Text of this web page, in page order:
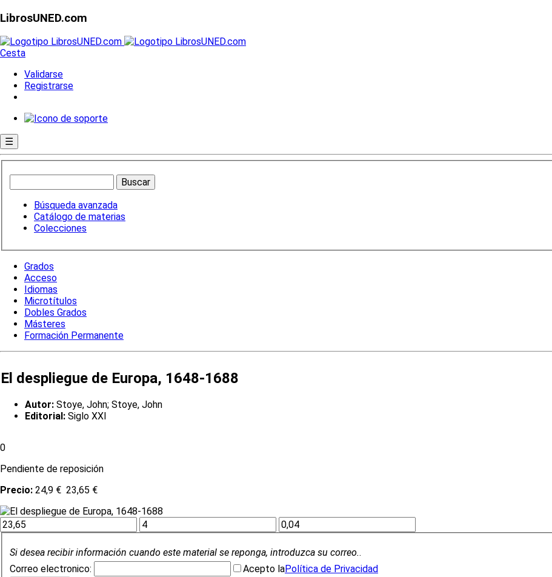
LibrosUNED.com
Cesta
Validarse
Registrarse
☰
Búsqueda avanzada
Catálogo de materias
Colecciones
Grados
Acceso
Idiomas
Microtítulos
Dobles Grados
Másteres
Formación Permanente
El despliegue de Europa, 1648-1688
Autor: Stoye, John; Stoye, John
Editorial: Siglo XXI
0
Pendiente de reposición
Precio: 24,9 € 23,65 €
Si desea recibir información cuando este material se reponga, introduzca su correo..
Correo electronico:
Acepto laPolítica de Privacidad